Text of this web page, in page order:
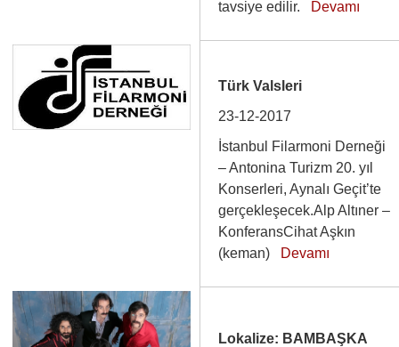
tavsiye edilir. Devamı
Türk Valsleri
23-12-2017
İstanbul Filarmoni Derneği
– Antonina Turizm 20. yıl
Konserleri, Aynalı Geçit’te
gerçekleşecek.Alp Altıner –
KonferansCihat Aşkın
(keman) Devamı
Lokalize: BAMBAŞKA